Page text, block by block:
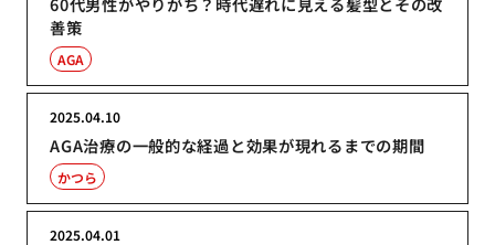
善策
AGA
AGA治療の一般的な経過と効果が現れるまでの期間
2025.04.10
かつら
2025.04.01